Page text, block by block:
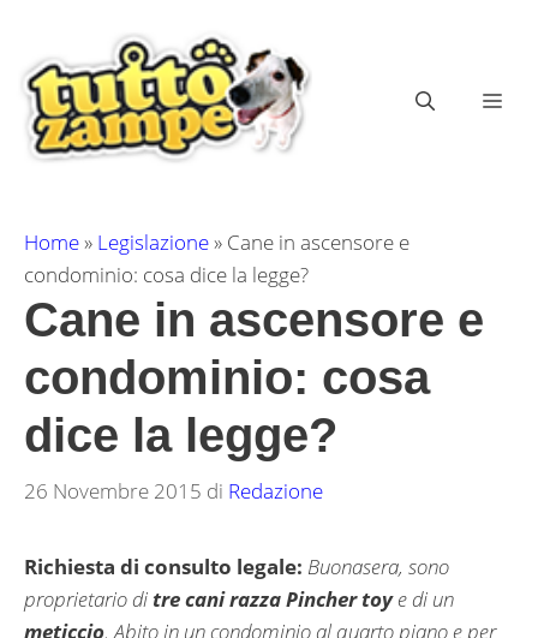
contenuto
Home» Legislazione» Cane in ascensore e
condominio: cosa dice la legge?
Cane in ascensore e
condominio: cosa
dice la legge?
26 Novembre 2015 di Redazione
Richiesta di consulto legale: Buonasera, sono
proprietario di tre cani razza Pincher toye di un
meticcio. Abito in un condominio al quarto piano e per